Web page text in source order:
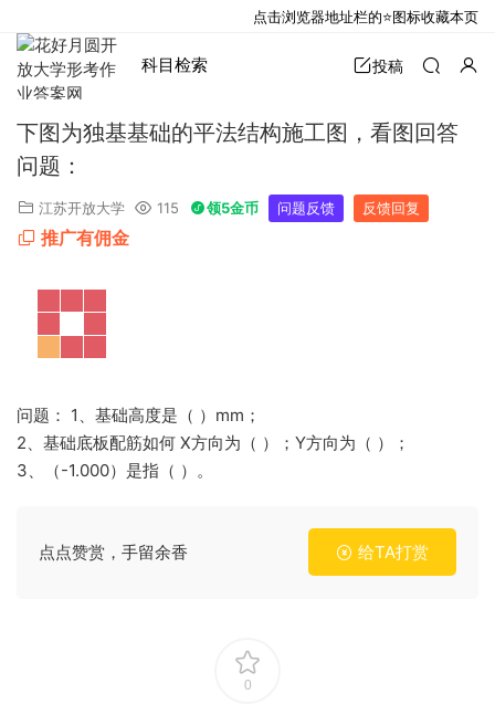
科目检索 投稿
下图为独基基础的平法结构施工图，看图回答
问题：
江苏开放大学 115 领5金币 问题反馈 反馈回复
推广有佣金
问题： 1、基础高度是（ ）mm；
2、基础底板配筋如何 X方向为（ ）；Y方向为（ ）；
3、（-1.000）是指（ ）。
点点赞赏，手留余香 给TA打赏
0
点击浏览器地址栏的⭐图标收藏本页